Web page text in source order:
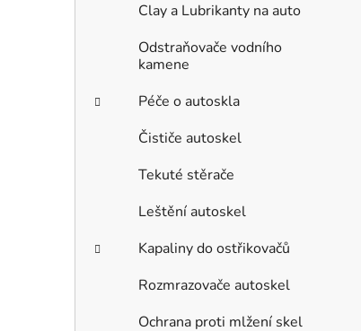
Clay a Lubrikanty na auto
Odstraňovače vodního
kamene
Péče o autoskla
Čističe autoskel
Tekuté stěrače
Leštění autoskel
Kapaliny do ostřikovačů
Rozmrazovače autoskel
Ochrana proti mlžení skel